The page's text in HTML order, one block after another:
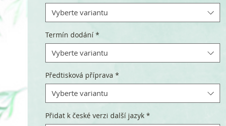
Vyberte variantu
Termín dodání *
Vyberte variantu
Předtisková příprava *
Vyberte variantu
Přidat k české verzi další jazyk *